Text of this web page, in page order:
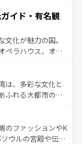
が融合した独特の
異なる魅力を楽
じることができ
旅も、アメリカ
地といえばオアフ
やカウアイ島が
はじめ、豊かな
ピリット」と呼ば
ンミュージッ
ハワイの魅力を彩
が待っているハ
イド・有名観
化が魅力の国。
ペラハウス、オー
（エアーズロッ
ンズの熱帯雨林な
やワイン、オージ
ーフィンやダイ
きにはたまらな
に味わいつくそ
は、多彩な文化と
ふれる大都市の台
ど、都市の喧騒
人に新しい発見と
台湾の食文化も魅
のファッションやK
ウルの宮殿や伝統